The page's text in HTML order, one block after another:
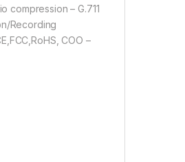
compression – G.711
Recording
COO –